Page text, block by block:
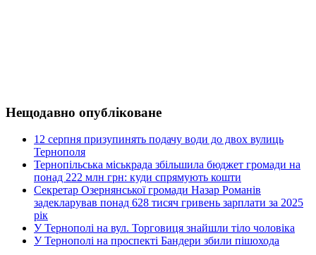
Нещодавно опубліковане
12 серпня призупинять подачу води до двох вулиць
Тернополя
Тернопільська міськрада збільшила бюджет громади на
понад 222 млн грн: куди спрямують кошти
Секретар Озернянської громади Назар Романів
задекларував понад 628 тисяч гривень зарплати за 2025
рік
У Тернополі на вул. Торговиця знайшли тіло чоловіка
У Тернополі на проспекті Бандери збили пішохода